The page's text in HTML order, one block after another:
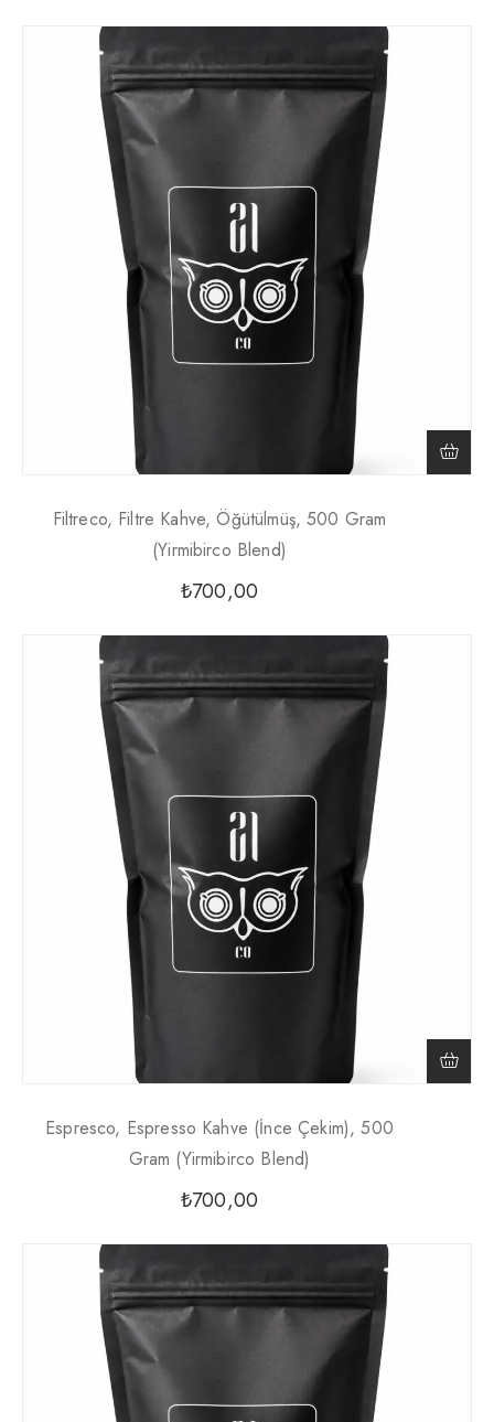
Filtreco, Filtre Kahve, Öğütülmüş, 500 Gram
(yirmibirco Blend)
₺700,00
Espresco, Espresso Kahve (İnce Çekim), 500
Gram (Yirmibirco Blend)
₺700,00